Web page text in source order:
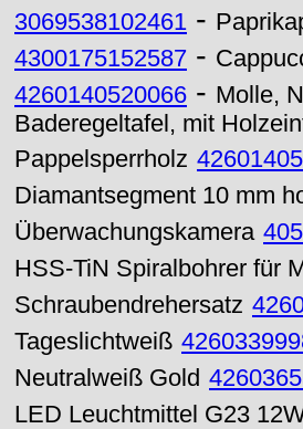
3069538102461 -
4300175152587 -
4260140520066 - Molle,
Baderegeltafel, mit
Pappelsperrholz
Diamantsegment 10 mm
Überwachungskamera
HSS-TiN Spiralbohrer für
Schraubendrehersatz
Tageslichtweiß
Neutralweiß Gold
LED Leuchtmittel G23